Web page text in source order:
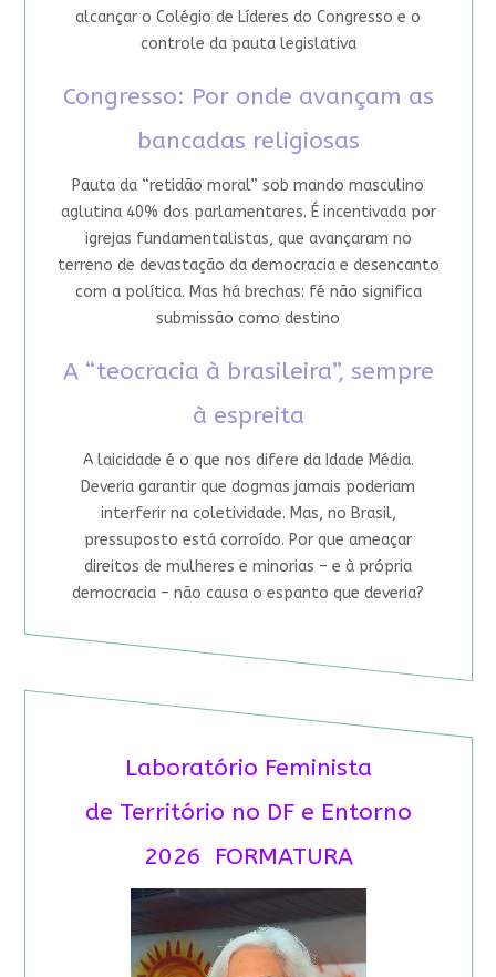
alcançar o Colégio de Líderes do Congresso e o
controle da pauta legislativa
Congresso: Por onde avançam as
bancadas religiosas
Pauta da “retidão moral” sob mando masculino
aglutina 40% dos parlamentares. É incentivada por
igrejas fundamentalistas, que avançaram no
terreno de devastação da democracia e desencanto
com a política. Mas há brechas: fé não significa
submissão como destino
A “teocracia à brasileira”, sempre
à espreita
A laicidade é o que nos difere da Idade Média.
Deveria garantir que dogmas jamais poderiam
interferir na coletividade. Mas, no Brasil,
pressuposto está corroído. Por que ameaçar
direitos de mulheres e minorias – e à própria
democracia – não causa o espanto que deveria?
Laboratório Feminista
de Território no DF e Entorno
2026 FORMATURA